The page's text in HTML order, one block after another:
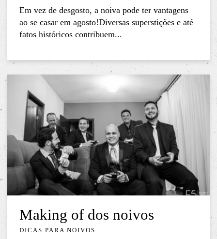
Em vez de desgosto, a noiva pode ter vantagens
ao se casar em agosto!Diversas superstições e até
fatos históricos contribuem...
Making of dos noivos
DICAS PARA NOIVOS